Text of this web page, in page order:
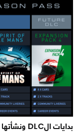
بدايات الDLC ونشأتها :